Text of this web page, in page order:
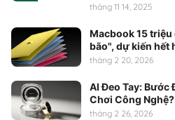
tháng 11 14, 2025
Macbook 15 triệu
bão", dự kiến hết
tháng 2 20, 2026
AI Đeo Tay: Bước
Chơi Công Nghệ?
tháng 2 26, 2026